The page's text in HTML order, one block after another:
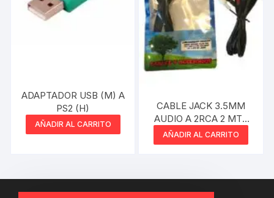
ADAPTADOR USB (M) A
PS2 (H)
AÑADIR AL CARRITO
CABLE JACK 3.5MM
AUDIO A 2RCA 2 MTS
NETMAK
AÑADIR AL CARRITO